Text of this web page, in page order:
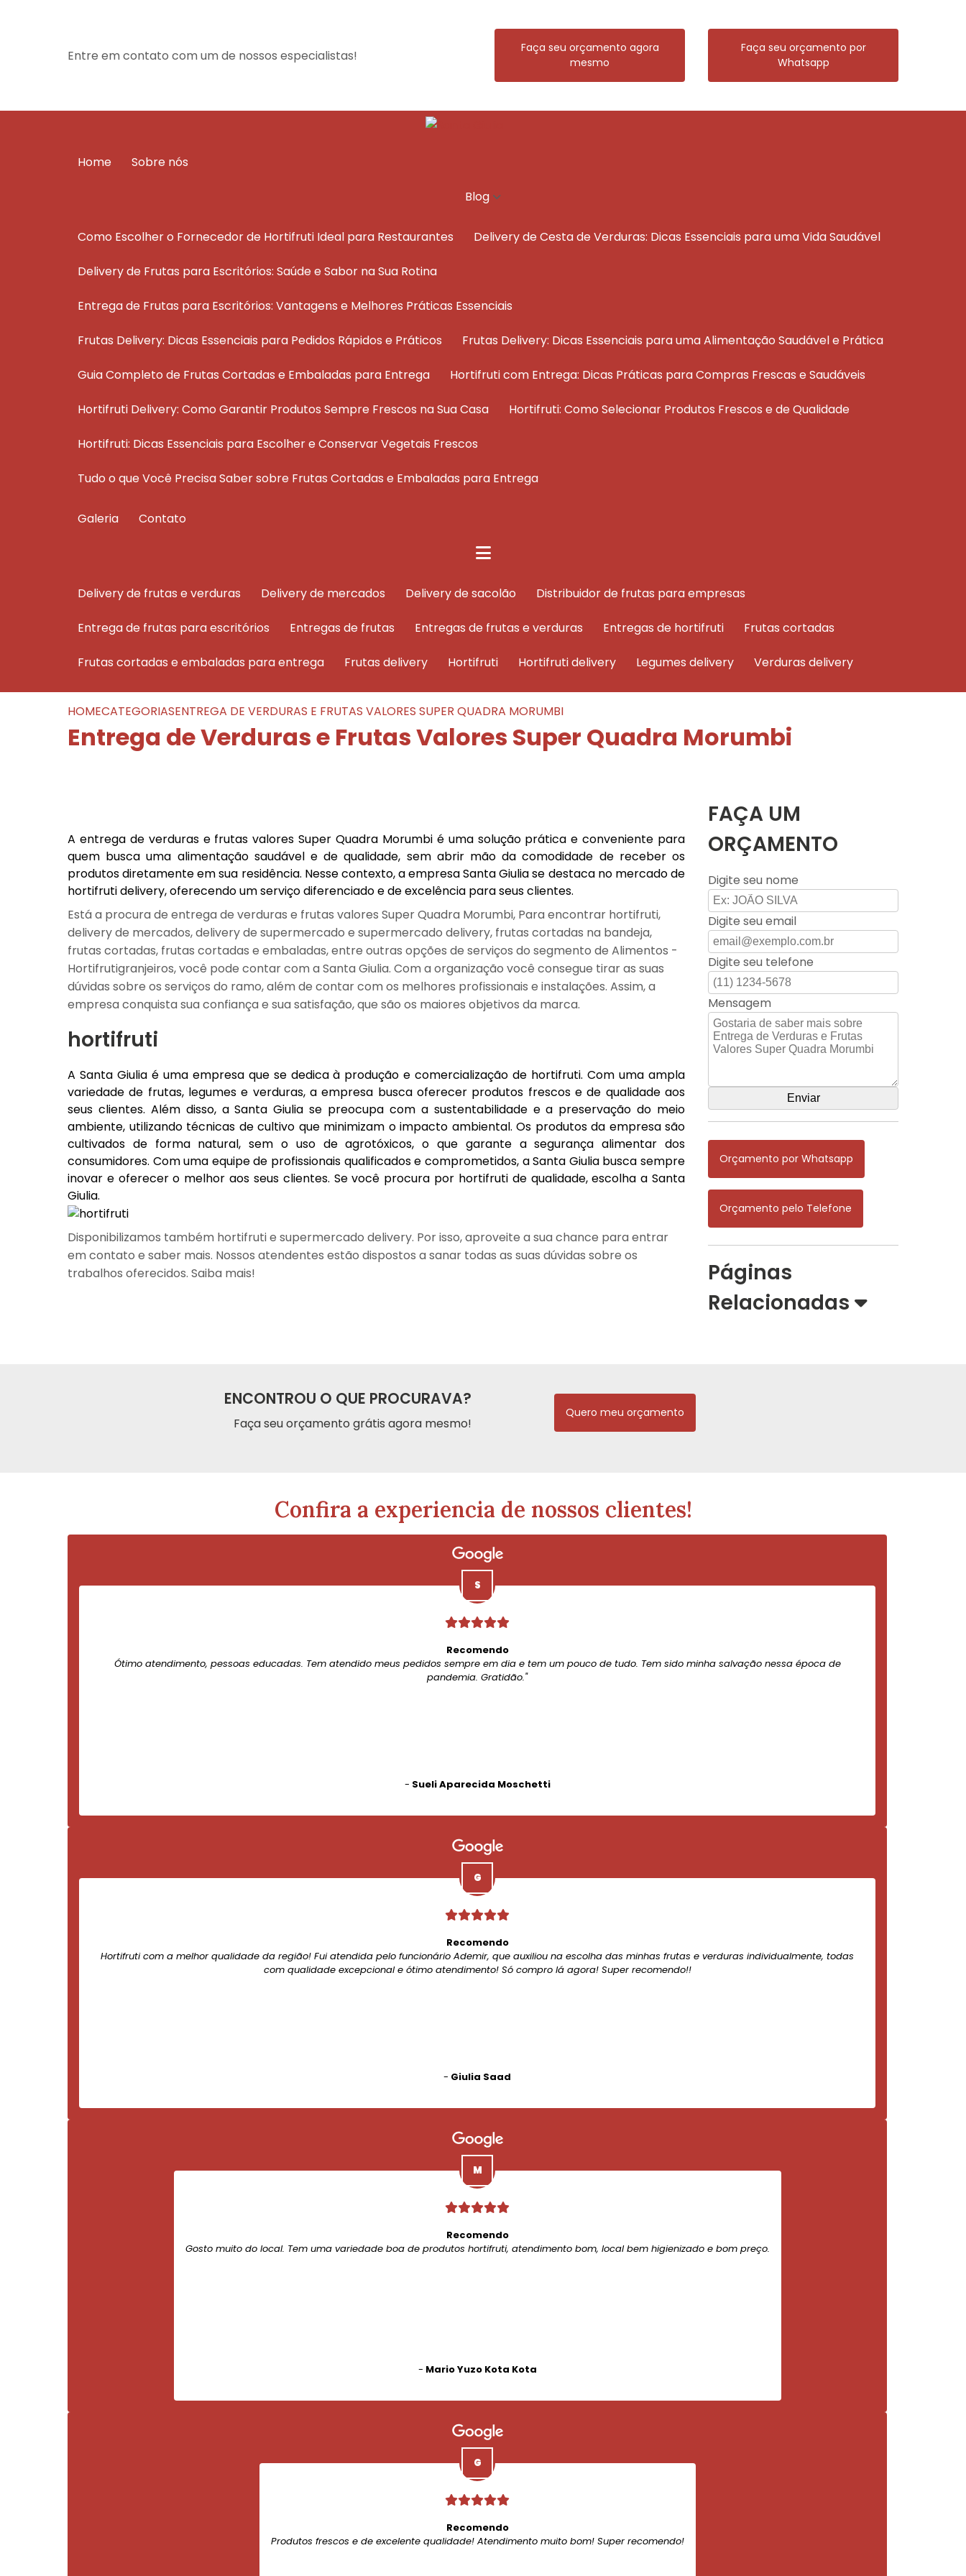
Entre em contato com um de nossos especialistas!
Faça seu orçamento agora
mesmo
Faça seu orçamento por
Whatsapp
Home Sobre nós
Blog
Como Escolher o Fornecedor de Hortifruti Ideal para Restaurantes Delivery de Cesta de Verduras: Dicas Essenciais para uma Vida Saudável
Delivery de Frutas para Escritórios: Saúde e Sabor na Sua Rotina
Entrega de Frutas para Escritórios: Vantagens e Melhores Práticas Essenciais
Frutas Delivery: Dicas Essenciais para Pedidos Rápidos e Práticos Frutas Delivery: Dicas Essenciais para uma Alimentação Saudável e Prática
Guia Completo de Frutas Cortadas e Embaladas para Entrega Hortifruti com Entrega: Dicas Práticas para Compras Frescas e Saudáveis
Hortifruti Delivery: Como Garantir Produtos Sempre Frescos na Sua Casa Hortifruti: Como Selecionar Produtos Frescos e de Qualidade
Hortifruti: Dicas Essenciais para Escolher e Conservar Vegetais Frescos
Tudo o que Você Precisa Saber sobre Frutas Cortadas e Embaladas para Entrega
Galeria Contato
delivery de frutas e verduras delivery de mercados delivery de sacolão distribuidor de frutas para empresas
entrega de frutas para escritórios entregas de frutas entregas de frutas e verduras entregas de hortifruti frutas cortadas
frutas cortadas e embaladas para entrega frutas delivery hortifruti hortifruti delivery legumes delivery verduras delivery
HOMECATEGORIASENTREGA DE VERDURAS E FRUTAS VALORES SUPER QUADRA MORUMBI
Entrega de Verduras e Frutas Valores Super Quadra Morumbi
A entrega de verduras e frutas valores Super Quadra Morumbi é uma solução prática e conveniente para
quem busca uma alimentação saudável e de qualidade, sem abrir mão da comodidade de receber os
produtos diretamente em sua residência. Nesse contexto, a empresa Santa Giulia se destaca no mercado de
hortifruti delivery, oferecendo um serviço diferenciado e de excelência para seus clientes.
Está a procura de entrega de verduras e frutas valores Super Quadra Morumbi, Para encontrar hortifruti,
delivery de mercados, delivery de supermercado e supermercado delivery, frutas cortadas na bandeja,
frutas cortadas, frutas cortadas e embaladas, entre outras opções de serviços do segmento de Alimentos -
Hortifrutigranjeiros, você pode contar com a Santa Giulia. Com a organização você consegue tirar as suas
dúvidas sobre os serviços do ramo, além de contar com os melhores profissionais e instalações. Assim, a
empresa conquista sua confiança e sua satisfação, que são os maiores objetivos da marca.
hortifruti
A Santa Giulia é uma empresa que se dedica à produção e comercialização de hortifruti. Com uma ampla
variedade de frutas, legumes e verduras, a empresa busca oferecer produtos frescos e de qualidade aos
seus clientes. Além disso, a Santa Giulia se preocupa com a sustentabilidade e a preservação do meio
ambiente, utilizando técnicas de cultivo que minimizam o impacto ambiental. Os produtos da empresa são
cultivados de forma natural, sem o uso de agrotóxicos, o que garante a segurança alimentar dos
consumidores. Com uma equipe de profissionais qualificados e comprometidos, a Santa Giulia busca sempre
inovar e oferecer o melhor aos seus clientes. Se você procura por hortifruti de qualidade, escolha a Santa
Giulia.
Disponibilizamos também hortifruti e supermercado delivery. Por isso, aproveite a sua chance para entrar
em contato e saber mais. Nossos atendentes estão dispostos a sanar todas as suas dúvidas sobre os
trabalhos oferecidos. Saiba mais!
FAÇA UM
ORÇAMENTO
Digite seu nome
Digite seu email
Digite seu telefone
Mensagem
Orçamento por Whatsapp
Orçamento pelo Telefone
Páginas
Relacionadas
ENCONTROU O QUE PROCURAVA?
Faça seu orçamento grátis agora mesmo!
Quero meu orçamento
Confira a experiencia de nossos clientes!
Recomendo
Ótimo atendimento, pessoas educadas. Tem atendido meus pedidos sempre em dia e tem um pouco de tudo. Tem sido minha salvação nessa época de
pandemia. Gratidão."
- Sueli Aparecida Moschetti
Recomendo
Hortifruti com a melhor qualidade da região! Fui atendida pelo funcionário Ademir, que auxiliou na escolha das minhas frutas e verduras individualmente, todas
com qualidade excepcional e ótimo atendimento! Só compro lá agora! Super recomendo!!
- Giulia Saad
Recomendo
Gosto muito do local. Tem uma variedade boa de produtos hortifruti, atendimento bom, local bem higienizado e bom preço.
- Mario Yuzo Kota Kota
Recomendo
Produtos frescos e de excelente qualidade! Atendimento muito bom! Super recomendo!